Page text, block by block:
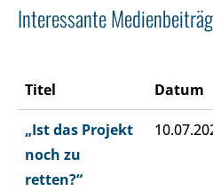
Interessante
Titel Datum
„Ist das Projekt
noch zu
retten?“